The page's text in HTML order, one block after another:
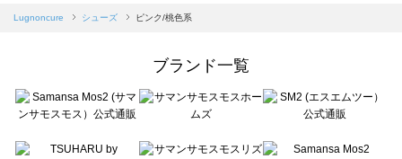
Samansa Mos2 blue（サマンサモスモス ブルー）のシューズ一覧
sō4ū（ソウフォーユー）のシューズ一覧
Te chichi（テチチ）のシューズ一覧
Te chichi CLASSIC（テチチ クラシック）のシューズ一覧
Lugnoncure（ルノンキュール）のシューズ一覧
Lugnoncure シューズ ピンク/桃色系
ブランド一覧